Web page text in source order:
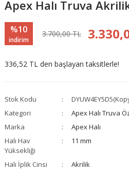
Apex Halı Truva
%10
indirim
3.700,00 TL
336,52 TL den başlayan taksitlerle!
Stok Kodu
Kategori
Apex Halı Truva
Marka
Apex Halı
Halı Hav
Yüksekliği
11 mm
Halı İplik Cinsi
Akrilik